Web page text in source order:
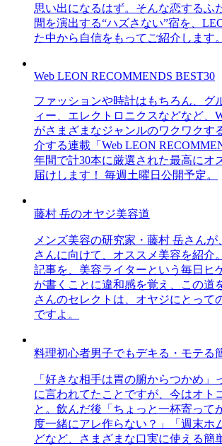
思い出になるはず。そんな恋するふ
間を演出する“ハズさない”宿を、
た中から自信をもってご紹介します。
Web LEON RECOMMENDS BEST30
ファッションや時計はもちろん、グ
ィー、エレクトロニクスなどなど、
がさまざまなジャンルのワクワクす
介する連載「Web LEON
年間で計30本に厳選された最高にオ
届けします！ 毎週土曜日公開予定。
藤村 岳のオヤジ美容道
メンズ美容の研究家・藤村 岳さん
さんに向けて、オススメ美容を紹介
記事を、美容ライターという毎日ヒ
が書くことに違和感を覚え、この道
さんのセレクトは、オヤジにとって
ですよ。
料理初心者男子でもデキる・モテる
「好きな相手は胃の腑からつかめ」
に言われてたことですが、今はオト
と。飲んだ後「ちょっと一杯寄って
度一緒にアレ作らない？」「週末ホ
どなど、さまざまな口実に使える簡